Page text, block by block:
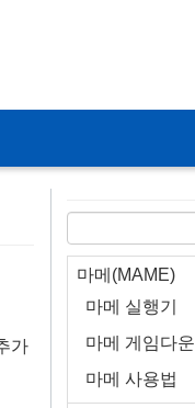
가
마메(MAME)
마메 실행기
마메 게임다운
마메 사용법